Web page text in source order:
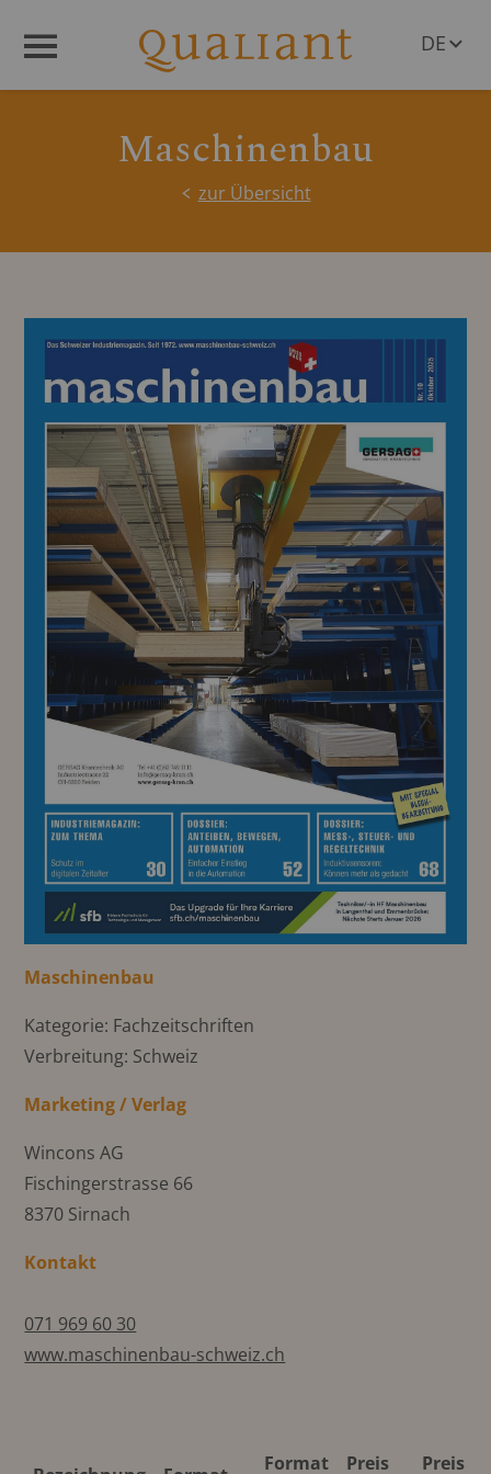
DE
Maschinenbau
zur Übersicht
Maschinenbau
Kategorie: Fachzeitschriften
Verbreitung: Schweiz
Marketing / Verlag
Wincons AG
Fischingerstrasse 66
8370 Sirnach
Kontakt
071 969 60 30
www.maschinenbau-schweiz.ch
Format
Preis
Preis 4C